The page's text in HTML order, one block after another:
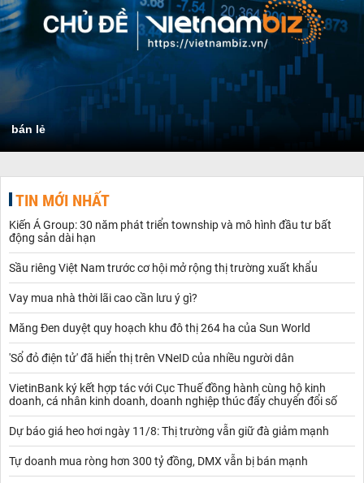
bán lẻ
TIN MỚI NHẤT
Kiến Á Group: 30 năm phát triển township và mô hình đầu tư bất
động sản dài hạn
Sầu riêng Việt Nam trước cơ hội mở rộng thị trường xuất khẩu
Vay mua nhà thời lãi cao cần lưu ý gì?
Măng Đen duyệt quy hoạch khu đô thị 264 ha của Sun World
'Sổ đỏ điện tử' đã hiển thị trên VNeID của nhiều người dân
VietinBank ký kết hợp tác với Cục Thuế đồng hành cùng hộ kinh
doanh, cá nhân kinh doanh, doanh nghiệp thúc đẩy chuyển đổi số
Dự báo giá heo hơi ngày 11/8: Thị trường vẫn giữ đà giảm mạnh
Tự doanh mua ròng hơn 300 tỷ đồng, DMX vẫn bị bán mạnh